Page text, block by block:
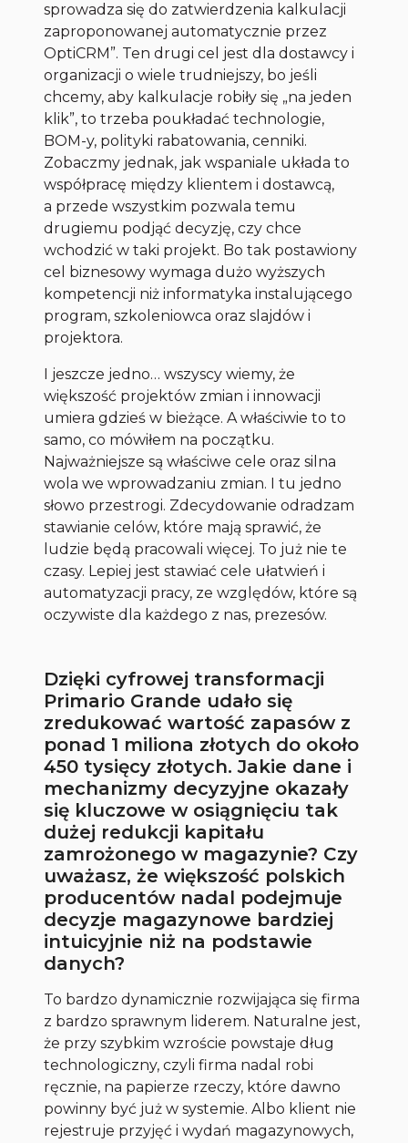
sprowadza się do zatwierdzenia kalkulacji
zaproponowanej automatycznie przez
OptiCRM”. Ten drugi cel jest dla dostawcy i
organizacji o wiele trudniejszy, bo jeśli
chcemy, aby kalkulacje robiły się „na jeden
klik”, to trzeba poukładać technologie,
BOM-y, polityki rabatowania, cenniki.
Zobaczmy jednak, jak wspaniale układa to
współpracę między klientem i dostawcą,
a przede wszystkim pozwala temu
drugiemu podjąć decyzję, czy chce
wchodzić w taki projekt. Bo tak postawiony
cel biznesowy wymaga dużo wyższych
kompetencji niż informatyka instalującego
program, szkoleniowca oraz slajdów i
projektora.
I jeszcze jedno… wszyscy wiemy, że
większość projektów zmian i innowacji
umiera gdzieś w bieżące. A właściwie to to
samo, co mówiłem na początku.
Najważniejsze są właściwe cele oraz silna
wola we wprowadzaniu zmian. I tu jedno
słowo przestrogi. Zdecydowanie odradzam
stawianie celów, które mają sprawić, że
ludzie będą pracowali więcej. To już nie te
czasy. Lepiej jest stawiać cele ułatwień i
automatyzacji pracy, ze względów, które są
oczywiste dla każdego z nas, prezesów.
Dzięki cyfrowej transformacji
Primario Grande udało się
zredukować wartość zapasów z
ponad 1 miliona złotych do około
450 tysięcy złotych. Jakie dane i
mechanizmy decyzyjne okazały
się kluczowe w osiągnięciu tak
dużej redukcji kapitału
zamrożonego w magazynie? Czy
uważasz, że większość polskich
producentów nadal podejmuje
decyzje magazynowe bardziej
intuicyjnie niż na podstawie
danych?
To bardzo dynamicznie rozwijająca się firma
z bardzo sprawnym liderem. Naturalne jest,
że przy szybkim wzroście powstaje dług
technologiczny, czyli firma nadal robi
ręcznie, na papierze rzeczy, które dawno
powinny być już w systemie. Albo klient nie
rejestruje przyjęć i wydań magazynowych,